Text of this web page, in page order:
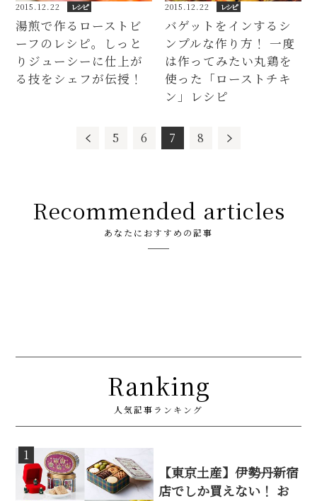
2015.12.22 レシピ
湯煎で作るローストビ
ーフのレシピ。しっと
りジューシーに仕上が
る技をシェフが伝授！
2015.12.22 レシピ
バゲットをインするシ
ンプルな作り方！ 一度
は作ってみたい丸鶏を
使った「ローストチキ
ン」レシピ
5 6 7 8
Recommended articles
あなたにおすすめの記事
Ranking
人気記事ランキング
1
【東京土産】伊勢丹新宿
店でしか買えない！ お